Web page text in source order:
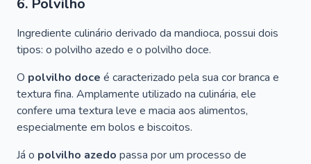
6. Polvilho
Ingrediente culinário derivado da mandioca, possui dois
tipos: o polvilho azedo e o polvilho doce.
O polvilho doce é caracterizado pela sua cor branca e
textura fina. Amplamente utilizado na culinária, ele
confere uma textura leve e macia aos alimentos,
especialmente em bolos e biscoitos.
Já o polvilho azedo passa por um processo de